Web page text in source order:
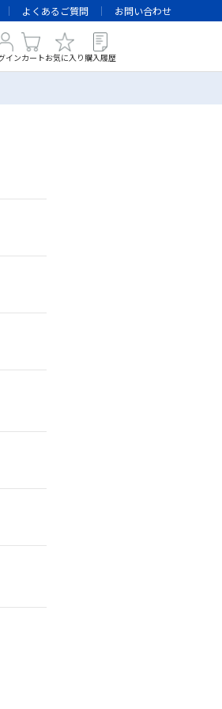
よくあるご質問 お問い合わせ
インカートお気に入り 購入履歴